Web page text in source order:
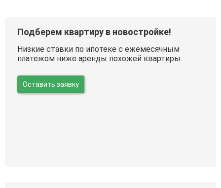
Подберем квартиру в новостройке!
Низкие ставки по ипотеке с ежемесячным
платежом ниже аренды похожей квартиры.
Оставить заявку